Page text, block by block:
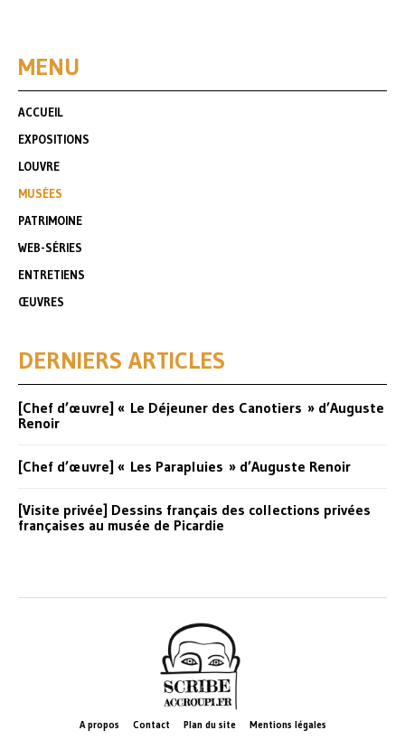
MENU
ACCUEIL
EXPOSITIONS
LOUVRE
MUSÉES
PATRIMOINE
WEB-SÉRIES
ENTRETIENS
ŒUVRES
DERNIERS ARTICLES
[Chef d’œuvre] « Le Déjeuner des Canotiers » d’Auguste
Renoir
[Chef d’œuvre] « Les Parapluies » d’Auguste Renoir
[Visite privée] Dessins français des collections privées
françaises au musée de Picardie
A propos Contact Plan du site Mentions légales